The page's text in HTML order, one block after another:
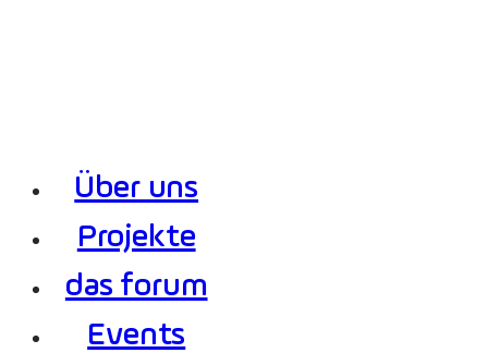
Über uns
Projekte
das forum
Events